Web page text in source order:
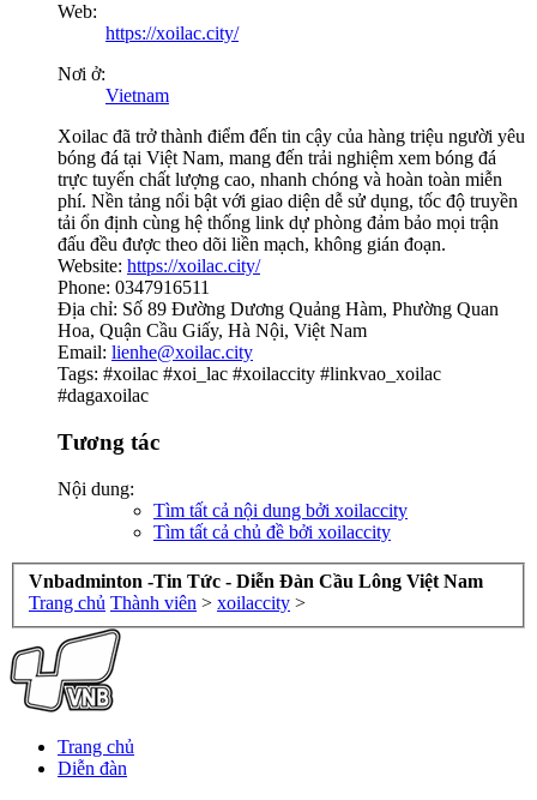
Web:
https://xoilac.city/
Nơi ở:
Vietnam
Xoilac đã trở thành điểm đến tin cậy của hàng triệu người yêu
bóng đá tại Việt Nam, mang đến trải nghiệm xem bóng đá
trực tuyến chất lượng cao, nhanh chóng và hoàn toàn miễn
phí. Nền tảng nổi bật với giao diện dễ sử dụng, tốc độ truyền
tải ổn định cùng hệ thống link dự phòng đảm bảo mọi trận
đấu đều được theo dõi liền mạch, không gián đoạn.
Website: https://xoilac.city/
Phone: 0347916511
Địa chỉ: Số 89 Đường Dương Quảng Hàm, Phường Quan
Hoa, Quận Cầu Giấy, Hà Nội, Việt Nam
Email: lienhe@xoilac.city
Tags: #xoilac #xoi_lac #xoilaccity #linkvao_xoilac
#dagaxoilac
Tương tác
Nội dung:
Tìm tất cả nội dung bởi xoilaccity
Tìm tất cả chủ đề bởi xoilaccity
Vnbadminton -Tin Tức - Diễn Đàn Cầu Lông Việt Nam
Trang chủ Thành viên > xoilaccity >
Trang chủ
Diễn đàn